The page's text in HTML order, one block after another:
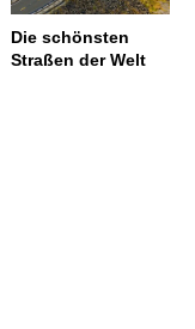
Die schönsten
Straßen der Welt